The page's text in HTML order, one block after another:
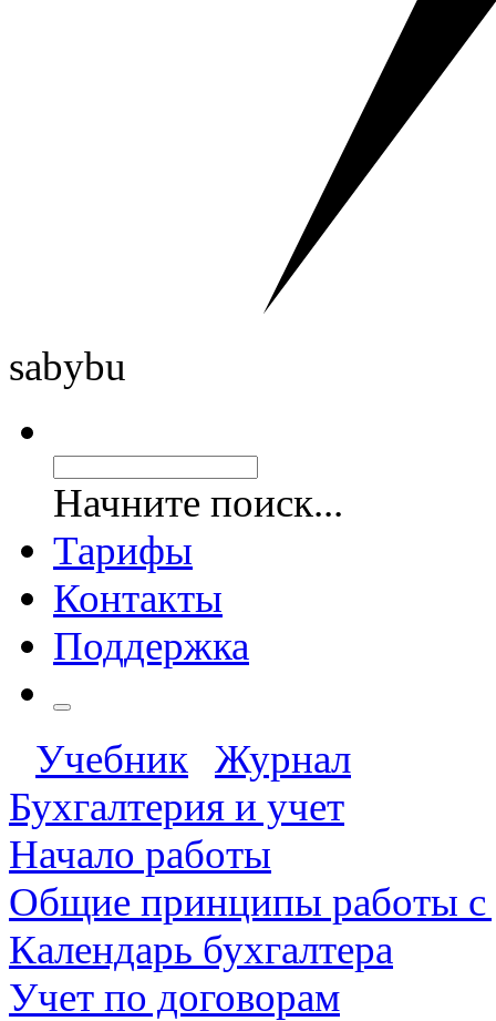
sabybu
Начните поиск...
Тарифы
Контакты
Поддержка
Учебник
Журнал
Бухгалтерия и учет
Начало работы
Общие принципы работы с
Календарь бухгалтера
Учет по договорам